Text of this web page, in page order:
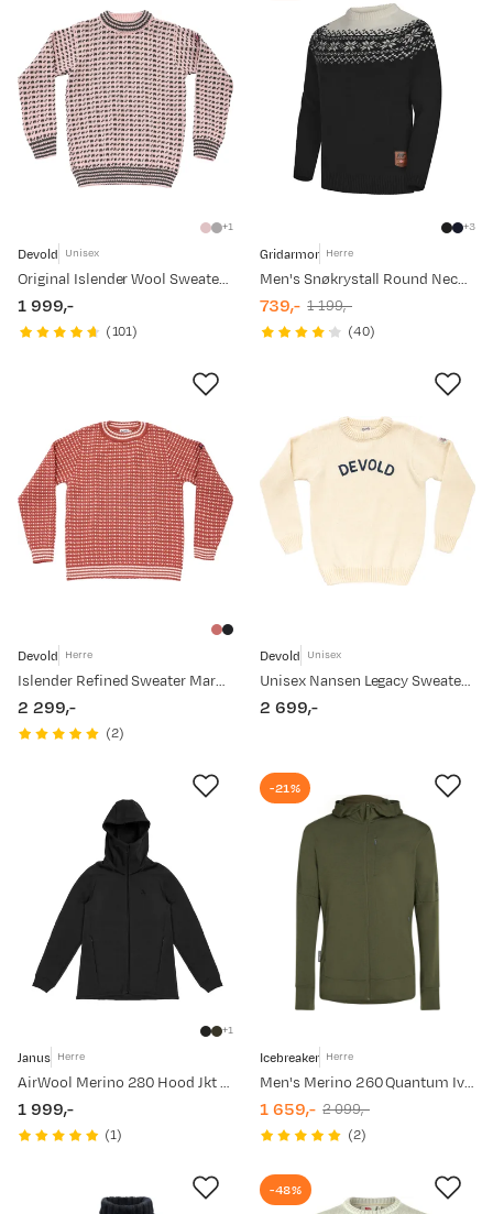
1
Devold Unisex
Original Islender Wool Sweater Chalk Pink/Anthracite
price
1 999,-
(101)
3
Gridarmor Herre
Men's Snøkrystall Round Neck Ullgenser Black/White
discounted
price
739,-
original
price
1 199,-
(40)
Devold Herre
Islender Refined Sweater Marsala/offwhite
price
2 299,-
(2)
Devold Unisex
Unisex Nansen Legacy Sweater Raw White
price
2 699,-
1
Janus Herre
AirWool Merino 280 Hood Jkt M Black
price
1 999,-
(1)
Icebreaker Herre
Men's Merino 260 Quantum Iv Longsleeve Zip Hoodie Loden
-21%
discounted
price
1 659,-
original
price
2 099,-
(2)
-48%